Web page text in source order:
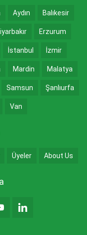
Aydın Balıkesir
Erzurum
İstanbul İzmir
Mardin Malatya
Samsun Şanlıurfa
Van
Üyeler About Us